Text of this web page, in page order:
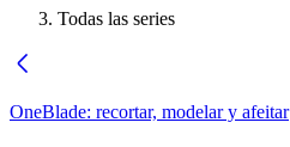
Todas las series
OneBlade: recortar, modelar y afeitar